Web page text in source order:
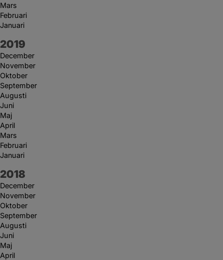
Mars
Februari
Januari
År:
2019
December
November
Oktober
September
Augusti
Juni
Maj
April
Mars
Februari
Januari
År:
2018
December
November
Oktober
September
Augusti
Juni
Maj
April